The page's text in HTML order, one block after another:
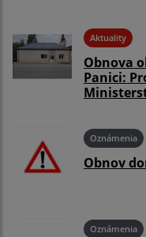
Aktuality
Obnova
Panici:
Oznámenia
Obnov
Oznámenia